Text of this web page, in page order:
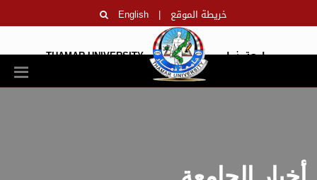
خريطة الموقع |
English
جامعة ذمار THAMAR UNIVERSITY